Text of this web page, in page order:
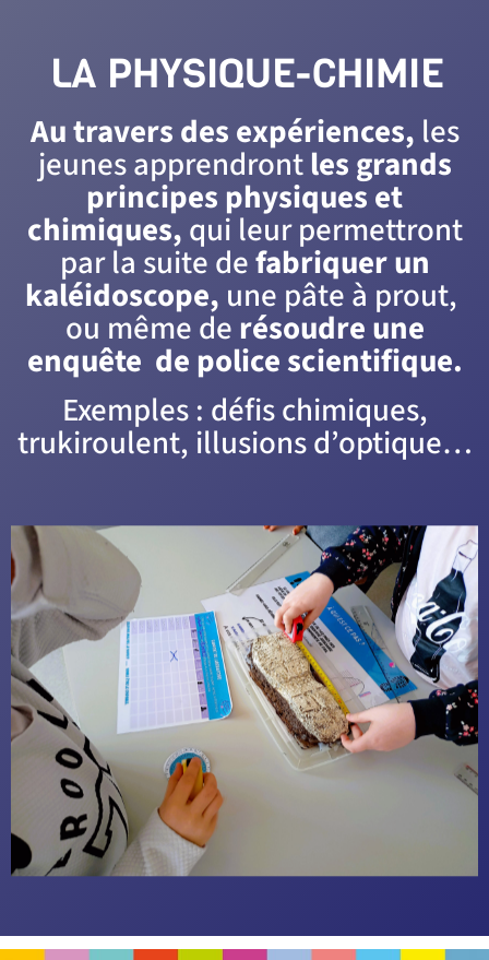
LA PHYSIQUE-CHIMIE​
Au travers des expériences, les
jeunes apprendrontles grands
principes physiques et
chimiques,qui leur permettront
par la suite defabriquer un
kaléidoscope, une pâte à prout,
ou même derésoudre une
enquête de police scientifique.
Exemples : défis chimiques,
trukiroulent, illusions d’optique…